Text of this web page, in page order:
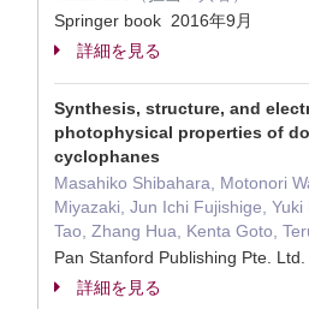
Springer book 2016年9月
詳細を見る
Synthesis, structure, and
photophysical properties of
cyclophanes
Masahiko Shibahara, Motonori
Miyazaki, Jun Ichi Fujishige,
Tao, Zhang Hua, Kenta Goto,
Pan Stanford Publishing Pte.
詳細を見る